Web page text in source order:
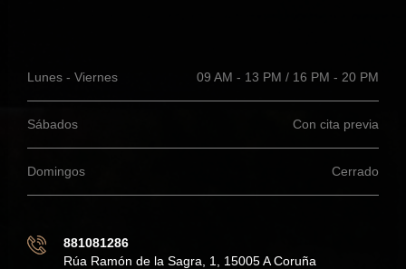
Lunes - Viernes 09 AM - 13 PM / 16 PM - 20 PM
Sábados Con cita previa
Domingos Cerrado
881081286
Rúa Ramón de la Sagra, 1, 15005 A Coruña